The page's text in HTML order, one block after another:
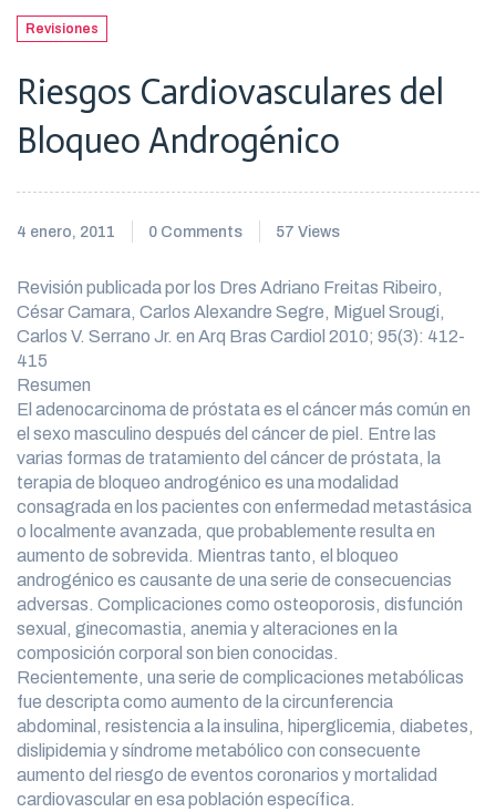
Revisiones
Riesgos Cardiovasculares del
Bloqueo Androgénico
4 enero, 2011 0 Comments 57 Views
Revisión publicada por los Dres Adriano Freitas Ribeiro,
César Camara, Carlos Alexandre Segre, Miguel Srougi,
Carlos V. Serrano Jr. en Arq Bras Cardiol 2010; 95(3): 412-
415
Resumen
El adenocarcinoma de próstata es el cáncer más común en
el sexo masculino después del cáncer de piel. Entre las
varias formas de tratamiento del cáncer de próstata, la
terapia de bloqueo androgénico es una modalidad
consagrada en los pacientes con enfermedad metastásica
o localmente avanzada, que probablemente resulta en
aumento de sobrevida. Mientras tanto, el bloqueo
androgénico es causante de una serie de consecuencias
adversas. Complicaciones como osteoporosis, disfunción
sexual, ginecomastia, anemia y alteraciones en la
composición corporal son bien conocidas.
Recientemente, una serie de complicaciones metabólicas
fue descripta como aumento de la circunferencia
abdominal, resistencia a la insulina, hiperglicemia, diabetes,
dislipidemia y síndrome metabólico con consecuente
aumento del riesgo de eventos coronarios y mortalidad
cardiovascular en esa población específica.